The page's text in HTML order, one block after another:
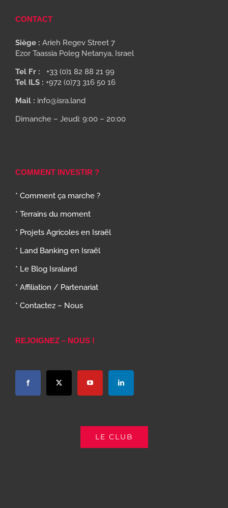
CONTACT
Siège : Arieh Regev Street 7
Ezor Taassia Poleg Netanya, Israel
Tel Fr : +33 (0)1 82 88 21 99
Tel ILS : +972 (0)73 316 50 16
Mail : info@isra.land
Dimanche – Jeudi: 9:00 – 20:00
COMMENT INVESTIR ?
* Comment ça marche ?
* Terrains du moment
* Projets Agricoles en Israël
* Land Banking en Israël
* Le Blog Israland
* Affiliation / Partenariat
* Contactez – Nous
REJOIGNEZ – NOUS !
LE CLUB